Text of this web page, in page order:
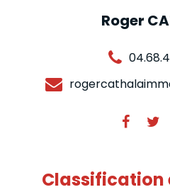
Roger
Classification